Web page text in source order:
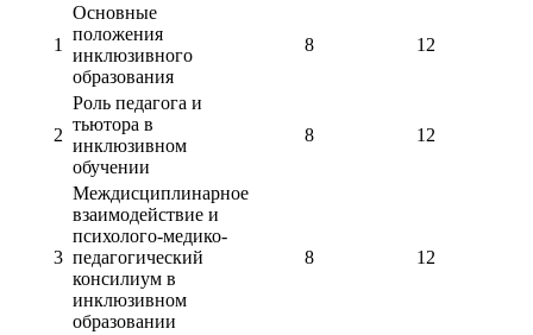
1
Основные
положения
инклюзивного
образования
8 12
2
Роль педагога и
тьютора в
инклюзивном
обучении
8 12
3
Междисциплинарное
взаимодействие и
психолого-медико-
педагогический
консилиум в
инклюзивном
образовании
8 12